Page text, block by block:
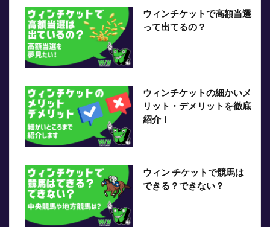
ウィンチケットで高額当選
って出てるの？
ウィンチケットの細かいメ
リット・デメリットを徹底
紹介！
ウィン チケットで競馬は
できる？できない？